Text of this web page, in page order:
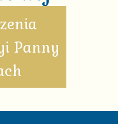
Panny